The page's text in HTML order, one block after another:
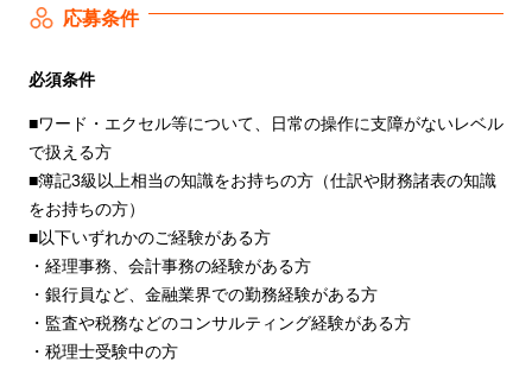
応募条件
必須条件
■ワード・エクセル等について、日常の操作に支障がないレベル
で扱える方
■簿記3級以上相当の知識をお持ちの方（仕訳や財務諸表の知識
をお持ちの方）
■以下いずれかのご経験がある方
・経理事務、会計事務の経験がある方
・銀行員など、金融業界での勤務経験がある方
・監査や税務などのコンサルティング経験がある方
・税理士受験中の方